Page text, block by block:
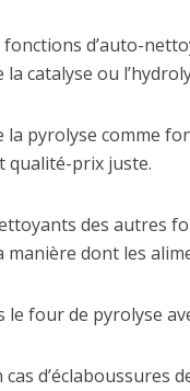
fonctions d’auto-
catalyse ou
la pyrolyse comme
qualité-prix juste.
des autres
manière dont les
le four de pyrolyse